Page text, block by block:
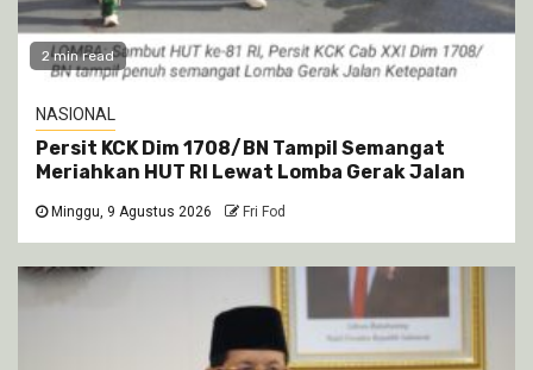
2 min read
NASIONAL
Persit KCK Dim 1708/BN Tampil Semangat
Meriahkan HUT RI Lewat Lomba Gerak Jalan
Minggu, 9 Agustus 2026 Fri Fod